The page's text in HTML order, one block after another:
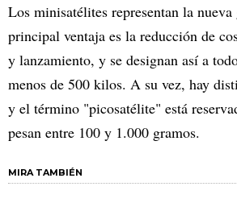
Los minisatélites representan la
principal ventaja es la reducción de
y lanzamiento, y se designan así a
menos de 500 kilos. A su vez, hay
y el término "picosatélite" está
pesan entre 100 y 1.000 gramos.
MIRA TAMBIÉN